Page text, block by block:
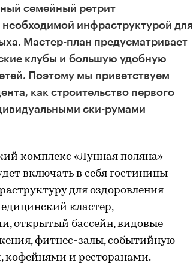
семейный ретрит
инфраструктурой для
Мастер-план предусматривает
клубы и большую удобную
Поэтому мы приветствуем
как строительство первого
ски-румами
комплекс «Лунная поляна»
включать в себя гостиницы
для оздоровления
кластер,
открытый бассейн, видовые
фитнес-залы, событийную
кофейнями и ресторанами.